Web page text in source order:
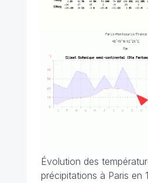
Évolution des
précipitations à Paris en